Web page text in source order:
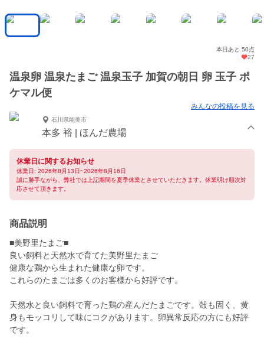
本日あと 50点
27
温泉卵 温泉たまご 温泉玉子 加賀の朝日 卵 玉子 ポ
ケマル便
みんなの投稿を見る
石川県能美市
本多 裕 | ほんだ農場
休業日に関するお知らせ
休業日: 2026年8月13日~2026年8月16日
誠に勝手ながら、弊社では上記期間を夏季休業とさせていただきます。休業明け順次対
応させて頂きます。
商品説明
■美野里たまご■
良い飼料と天然水で育てた美野里たまご
健康な鶏から生まれた健康な卵です。
これらのたまごは多くのお客様から好評です。
天然水と良い飼料で育った鶏の産んだたまごです。殻も固く、黄
身もモッコリして味にコクがあります。卵異常反応の方にも好評
です。